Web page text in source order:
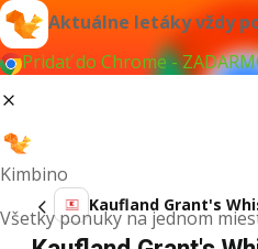
Aktuálne letáky vždy
Pridať do Chrome -
Kimbino
Všetky ponuky na jednom
Kaufland Grant's